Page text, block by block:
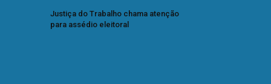
Justiça do Trabalho chama atenção
para assédio eleitoral